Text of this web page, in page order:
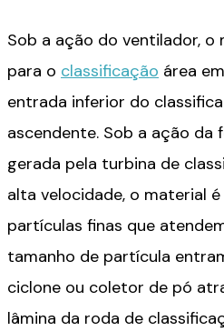
Sob a ação do ventilador, o
para o classificação área
entrada inferior do
ascendente. Sob a ação
gerada pela turbina de
alta velocidade, o material
partículas finas que
tamanho de partícula
ciclone ou coletor de pó
lâmina da roda de